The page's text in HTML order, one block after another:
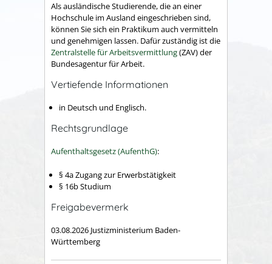
Als ausländische Studierende, die an einer
Hochschule im Ausland eingeschrieben sind,
können Sie sich ein Praktikum auch vermitteln
und genehmigen lassen. Dafür zuständig ist die
Zentralstelle für Arbeitsvermittlung(ZAV) der
Bundesagentur für Arbeit.
Vertiefende Informationen
in Deutsch und Englisch.
Rechtsgrundlage
Aufenthaltsgesetz (AufenthG):
§ 4a Zugang zur Erwerbstätigkeit
§ 16b Studium
Freigabevermerk
03.08.2026 Justizministerium Baden-
Württemberg